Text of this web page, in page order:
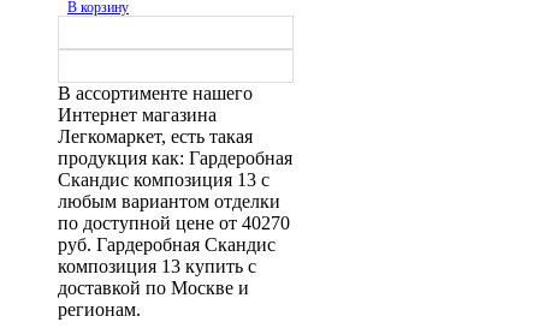
В корзину
В ассортименте нашего
Интернет магазина
Легкомаркет, есть такая
продукция как: Гардеробная
Скандис композиция 13 с
любым вариантом отделки
по доступной цене от 40270
руб. Гардеробная Скандис
композиция 13 купить с
доставкой по Москве и
регионам.